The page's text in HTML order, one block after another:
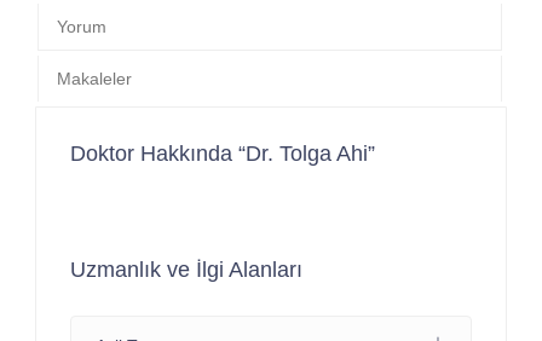
Yorum
Makaleler
Doktor Hakkında “Dr. Tolga Ahi”
Uzmanlık ve İlgi Alanları